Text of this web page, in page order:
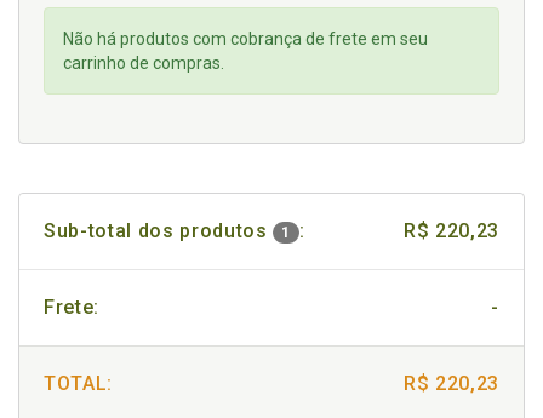
Não há produtos com cobrança de frete em seu
carrinho de compras.
Sub-total dos produtos 1 : R$ 220,23
Frete: -
TOTAL: R$ 220,23